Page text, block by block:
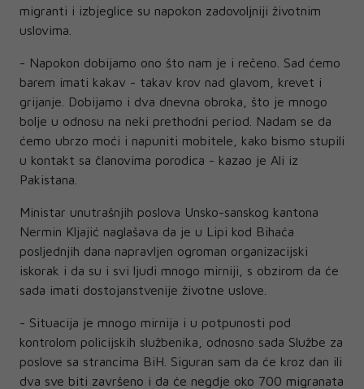
migranti i izbjeglice su napokon zadovoljniji životnim
uslovima.
- Napokon dobijamo ono što nam je i rečeno. Sad ćemo
barem imati kakav - takav krov nad glavom, krevet i
grijanje. Dobijamo i dva dnevna obroka, što je mnogo
bolje u odnosu na neki prethodni period. Nadam se da
ćemo ubrzo moći i napuniti mobitele, kako bismo stupili
u kontakt sa članovima porodica - kazao je Ali iz
Pakistana.
Ministar unutrašnjih poslova Unsko-sanskog kantona
Nermin Kljajić naglašava da je u Lipi kod Bihaća
posljednjih dana napravljen ogroman organizacijski
iskorak i da su i svi ljudi mnogo mirniji, s obzirom da će
sada imati dostojanstvenije životne uslove.
- Situacija je mnogo mirnija i u potpunosti pod
kontrolom policijskih službenika, odnosno sada Službe za
poslove sa strancima BiH. Siguran sam da će kroz dan ili
dva sve biti završeno i da će negdje oko 700 migranata